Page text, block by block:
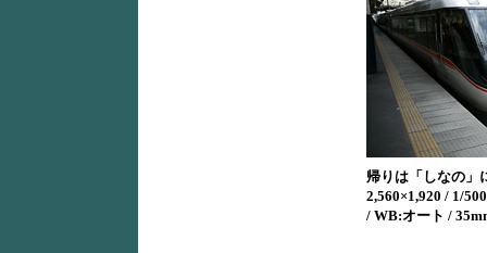
帰りは「しなの」
2,560×1,920 / 1/
/ WB:オート /